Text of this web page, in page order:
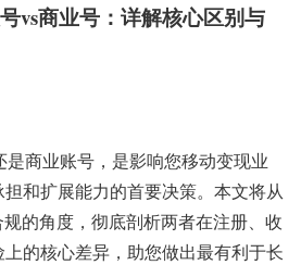
vs商业号：详解核心区别与
商业账号，是影响您移动变现业
和扩展能力的首要决策。本文将从
的角度，彻底剖析两者在注册、收
的核心差异，助您做出最有利于长